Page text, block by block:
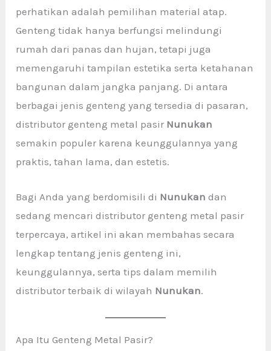
perhatikan adalah pemilihan material atap.
Genteng tidak hanya berfungsi melindungi
rumah dari panas dan hujan, tetapi juga
memengaruhi tampilan estetika serta ketahanan
bangunan dalam jangka panjang. Di antara
berbagai jenis genteng yang tersedia di pasaran,
distributor genteng metal pasir Nunukan
semakin populer karena keunggulannya yang
praktis, tahan lama, dan estetis.
Bagi Anda yang berdomisili di Nunukan dan
sedang mencari distributor genteng metal pasir
terpercaya, artikel ini akan membahas secara
lengkap tentang jenis genteng ini,
keunggulannya, serta tips dalam memilih
distributor terbaik di wilayah Nunukan.
Apa Itu Genteng Metal Pasir?